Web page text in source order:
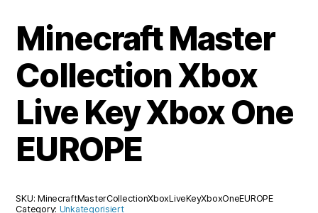
Minecraft Master
Collection Xbox
Live Key Xbox One
EUROPE
SKU:MinecraftMasterCollectionXboxLiveKeyXboxOneEUROPE
Category: Unkategorisiert